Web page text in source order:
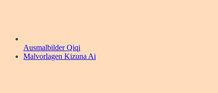
Ausmalbilder Qiqi
Malvorlagen Kizuna Ai